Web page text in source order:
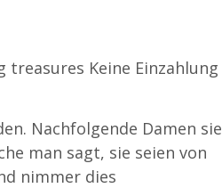
Nachfolgende Damen sie
man sagt, sie seien von
nimmer dies